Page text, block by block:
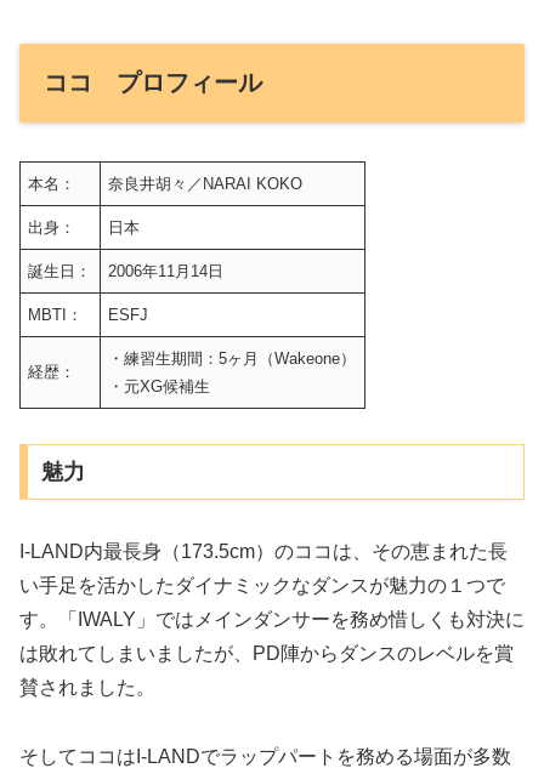
ココ プロフィール
本名： 奈良井胡々／NARAI KOKO
出身： 日本
誕生日： 2006年11月14日
MBTI： ESFJ
経歴：
・練習生期間：5ヶ月（Wakeone）
・元XG候補生
魅力
I-LAND内最長身（173.5cm）のココは、その恵まれた長
い手足を活かしたダイナミックなダンスが魅力の１つで
す。「IWALY」ではメインダンサーを務め惜しくも対決に
は敗れてしまいましたが、PD陣からダンスのレベルを賞
賛されました。
そしてココはI-LANDでラップパートを務める場面が多数